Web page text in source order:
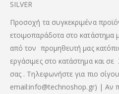
SILVER
Προσοχή τα συγκεκριμένα
ετοιμοπαράδοτα στο κατάστημα
από τον προμηθευτή μας
εργάσιμες στο κατάστημα και
σας . Τηλεφωνήστε για πιο
email:info@technoshop.gr) | Αν